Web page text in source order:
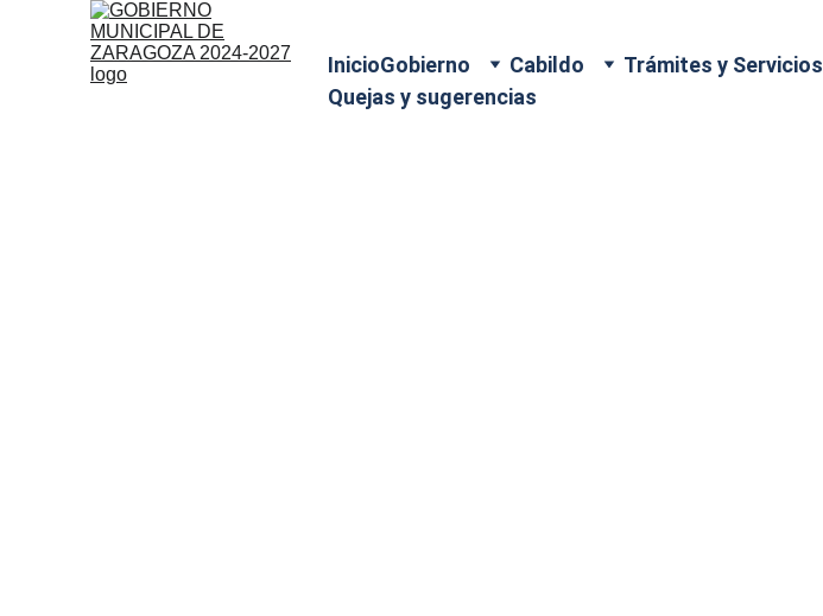
InicioGobierno Cabildo Trámites y Servicios
Quejas y sugerencias